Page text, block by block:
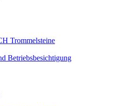
Trommelsteine
Betriebsbesichtigung